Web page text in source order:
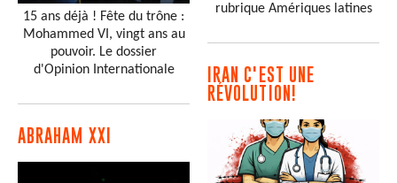
15 ans déjà ! Fête du trône :
Mohammed VI, vingt ans au
pouvoir. Le dossier
d'Opinion Internationale
ABRAHAM XXI
rubrique Amériques latines
IRAN C'EST UNE
RÉVOLUTION!